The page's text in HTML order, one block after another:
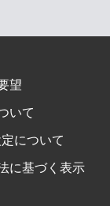
望
いて
について
に基づく表示